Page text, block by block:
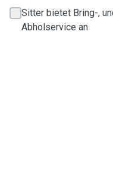
Sitter bietet Bring-,
Abholservice an